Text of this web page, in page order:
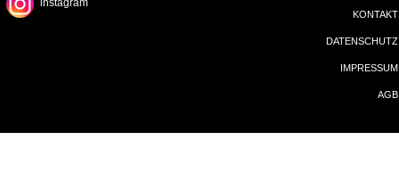
instagram
KONTAKT
DATENSCHUTZ
IMPRESSUM
AGB